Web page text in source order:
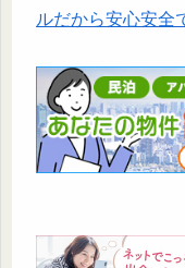
ルだから安心安全